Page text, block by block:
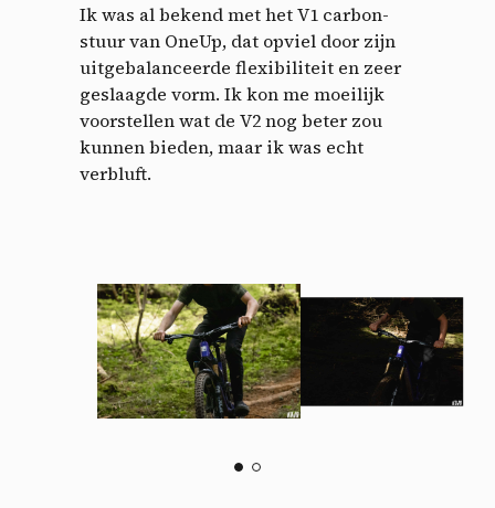
Ik was al bekend met het V1 carbon-
stuur van OneUp, dat opviel door zijn
uitgebalanceerde flexibiliteit en zeer
geslaagde vorm. Ik kon me moeilijk
voorstellen wat de V2 nog beter zou
kunnen bieden, maar ik was echt
verbluft.